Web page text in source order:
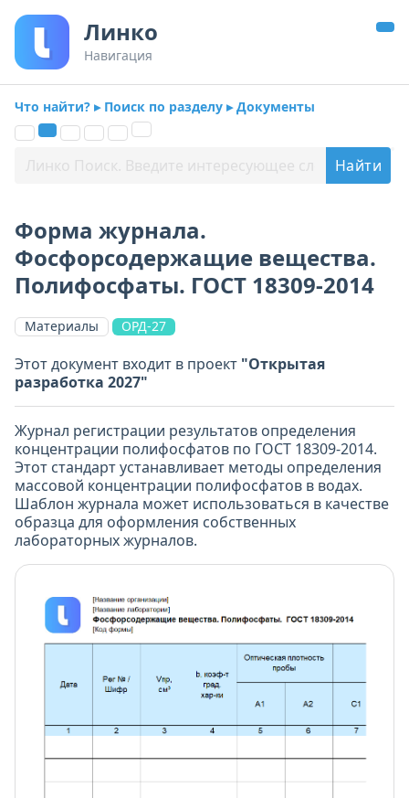
Линко
Навигация
Что найти? ▸ Поиск по разделу ▸ Документы
Форма журнала.
Фосфорсодержащие вещества.
Полифосфаты. ГОСТ 18309-2014
Материалы ОРД-27
Этот документ входит в проект "Открытая
разработка 2027"
Журнал регистрации результатов определения
концентрации полифосфатов по ГОСТ 18309-2014.
Этот стандарт устанавливает методы определения
массовой концентрации полифосфатов в водах.
Шаблон журнала может использоваться в качестве
образца для оформления собственных
лабораторных журналов.